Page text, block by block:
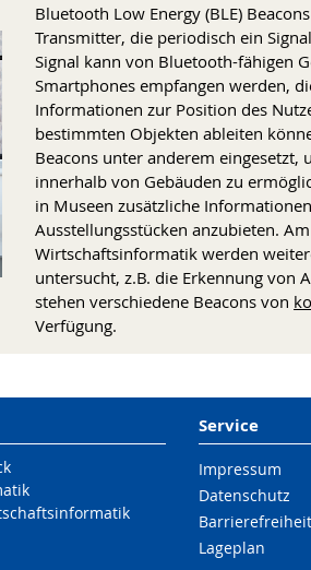
Bluetooth Low Energy (BLE)
Transmitter, die periodisch ein
Signal kann von Bluetooth-fähigen
Smartphones empfangen werden,
Informationen zur Position des
bestimmten Objekten ableiten
Beacons unter anderem eingesetzt,
innerhalb von Gebäuden zu
in Museen zusätzliche
Ausstellungsstücken anzubieten.
Wirtschaftsinformatik werden
untersucht, z.B. die Erkennung von
stehen verschiedene Beacons von
Verfügung.
Service
Impressum
Datenschutz
Barrierefreiheit
Lageplan